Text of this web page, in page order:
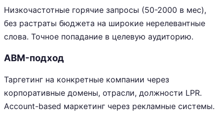
Низкочастотные горячие запросы (50-2000 в мес),
без растраты бюджета на широкие нерелевантные
слова. Точное попадание в целевую аудиторию.
ABM-подход
Таргетинг на конкретные компании через
корпоративные домены, отрасли, должности LPR.
Account-based маркетинг через рекламные системы.